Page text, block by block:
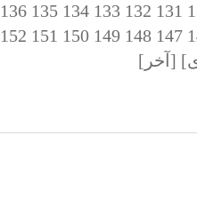
131
132
133
134
135
136
147
148
149
150
151
152
[آخر]